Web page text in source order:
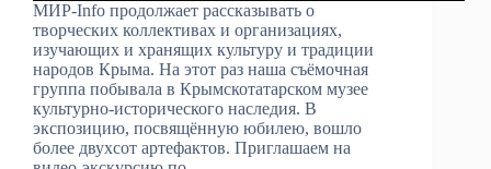
МИР-Info продолжает рассказывать о
творческих коллективах и организациях,
изучающих и хранящих культуру и традиции
народов Крыма. На этот раз наша съёмочная
группа побывала в Крымскотатарском музее
культурно-исторического наследия. В
экспозицию, посвящённую юбилею, вошло
более двухсот артефактов. Приглашаем на